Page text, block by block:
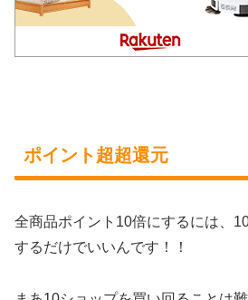
ポイント超超還元
全商品ポイント10倍にするには、
するだけでいいんです！！